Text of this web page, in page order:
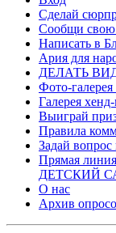
Сделай
Сообщи свою
Написать в
Ария для
ДЕЛАТЬ
Фото-
Галерея
Выиграй
Правила
Задай
Прямая
ДЕТСКИЙ
О нас
Архив